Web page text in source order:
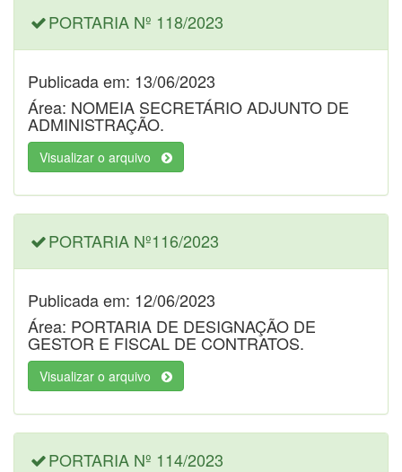
PORTARIA Nº 118/2023
Publicada em: 13/06/2023
Área: NOMEIA SECRETÁRIO ADJUNTO DE
ADMINISTRAÇÃO.
Visualizar o arquivo
PORTARIA Nº116/2023
Publicada em: 12/06/2023
Área: PORTARIA DE DESIGNAÇÃO DE
GESTOR E FISCAL DE CONTRATOS.
Visualizar o arquivo
PORTARIA Nº 114/2023